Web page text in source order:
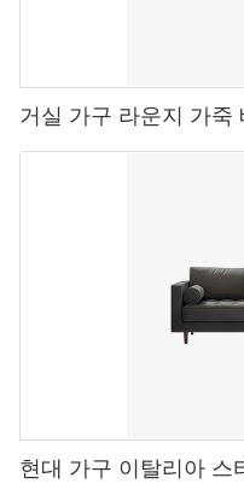
거실 가구 라운지 가죽
현대 가구 이탈리아 스